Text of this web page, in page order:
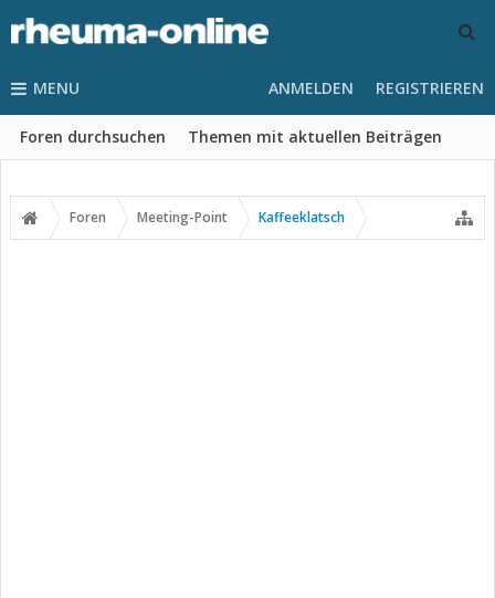
MENU
Foren durchsuchen Themen mit aktuellen Beiträgen
ANMELDEN REGISTRIEREN
Foren Meeting-Point Kaffeeklatsch